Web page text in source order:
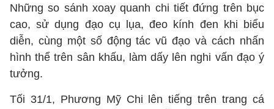
Những so sánh xoay quanh chi tiết đứng trên bục
cao, sử dụng đạo cụ lụa, đeo kính đen khi biểu
diễn, cùng một số động tác vũ đạo và cách nhấn
hình thể trên sân khấu, làm dấy lên nghi vấn đạo ý
tưởng.
Tối 31/1, Phương Mỹ Chi lên tiếng trên trang cá